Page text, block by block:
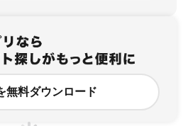
無料ダウンロード